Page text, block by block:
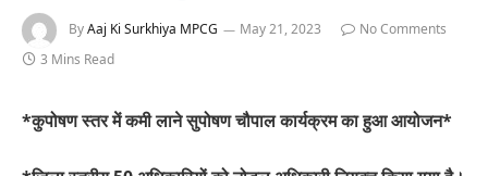
ByAaj Ki Surkhiya MPCG May 21, 2023
No Comments
3 Mins Read
*कुपोषण स्तर में कमी लाने सुपोषण चौपाल कार्यक्रम का हुआ आयोजन*